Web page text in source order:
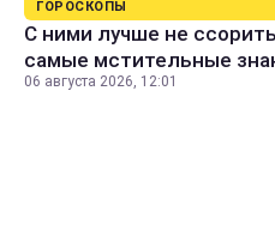
ГОРОСКОПЫ
С ними лучше не
самые мстительные
06 августа 2026, 12:01